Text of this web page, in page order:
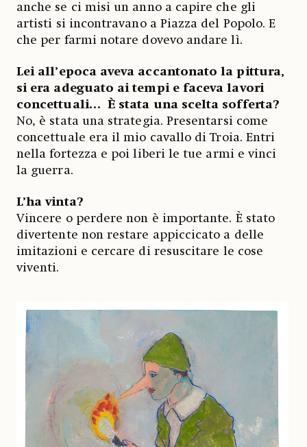
anche se ci misi un anno a capire che gli
artisti si incontravano a Piazza del Popolo. E
che per farmi notare dovevo andare lì.
Lei all’epoca aveva accantonato la pittura,
si era adeguato ai tempi e faceva lavori
concettuali… È stata una scelta sofferta?
No, è stata una strategia. Presentarsi come
concettuale era il mio cavallo di Troia. Entri
nella fortezza e poi liberi le tue armi e vinci
la guerra.
L’ha vinta?
Vincere o perdere non è importante. È stato
divertente non restare appiccicato a delle
imitazioni e cercare di resuscitare le cose
viventi.